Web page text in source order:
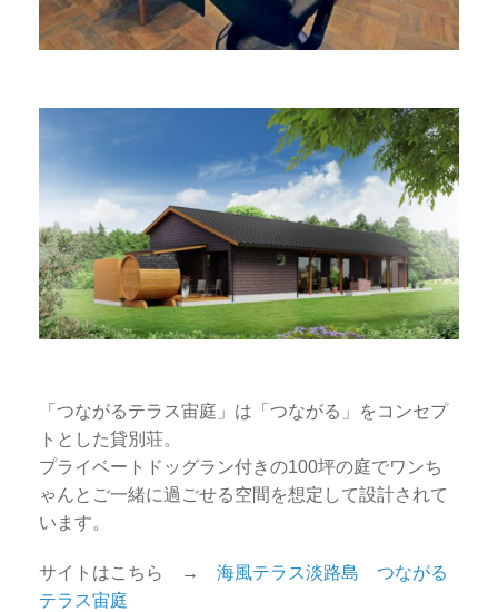
「つながるテラス宙庭」は「つながる」をコンセプ
トとした貸別荘。
プライベートドッグラン付きの100坪の庭でワンち
ゃんとご一緒に過ごせる空間を想定して設計されて
います。
サイトはこちら → 海風テラス淡路島 つながる
テラス宙庭